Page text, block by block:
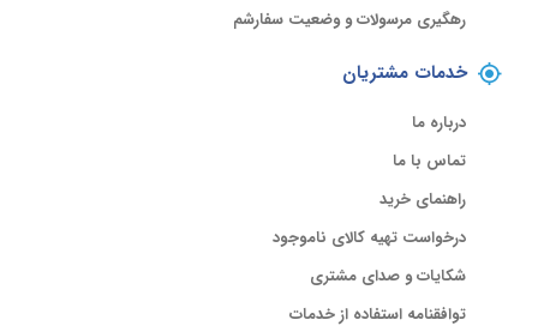
رهگیری مرسولات و وضعیت سفارشم
خدمات مشتریان
درباره ما
تماس با ما
راهنمای خرید
درخواست تهیه کالای ناموجود
شکایات و صدای مشتری
توافقنامه استفاده از خدمات